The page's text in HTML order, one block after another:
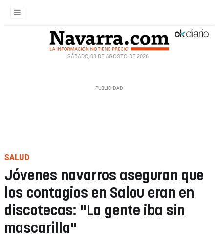
SÁBADO, 08 DE AGOSTO DE 2026
SALUD
Jóvenes navarros aseguran que
los contagios en Salou eran en
discotecas: "La gente iba sin
mascarilla"